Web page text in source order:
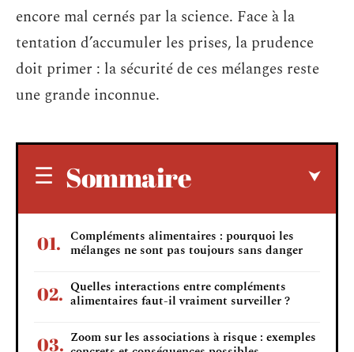
encore mal cernés par la science. Face à la
tentation d’accumuler les prises, la prudence
doit primer : la sécurité de ces mélanges reste
une grande inconnue.
Sommaire
Compléments alimentaires : pourquoi les
mélanges ne sont pas toujours sans danger
Quelles interactions entre compléments
alimentaires faut-il vraiment surveiller ?
Zoom sur les associations à risque : exemples